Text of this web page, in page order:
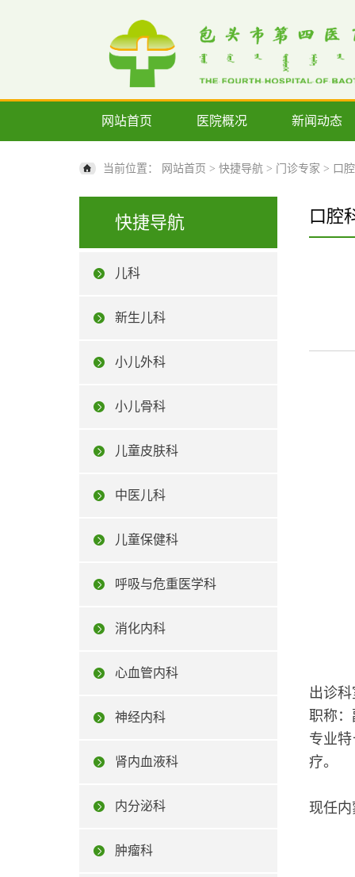
网站首页 医院概况 新闻动态
当前位置： 网站首页 > 快捷导航 > 门诊专家 > 口
快捷导航
儿科
新生儿科
小儿外科
小儿骨科
儿童皮肤科
中医儿科
儿童保健科
呼吸与危重医学科
消化内科
心血管内科
神经内科
肾内血液科
内分泌科
肿瘤科
口腔
出诊
职称
专业
疗。
现任